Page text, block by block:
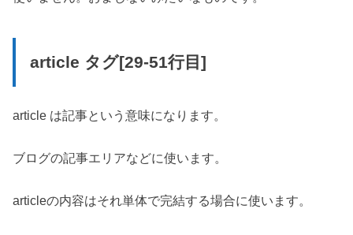
article タグ[29-51行目]
article は記事という意味になります。
ブログの記事エリアなどに使います。
articleの内容はそれ単体で完結する場合に使います。